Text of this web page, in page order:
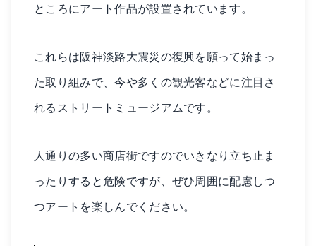
ところにアート作品が設置されています。
これらは阪神淡路大震災の復興を願って始まっ
た取り組みで、今や多くの観光客などに注目さ
れるストリートミュージアムです。
人通りの多い商店街ですのでいきなり立ち止ま
ったりすると危険ですが、ぜひ周囲に配慮しつ
つアートを楽しんでください。